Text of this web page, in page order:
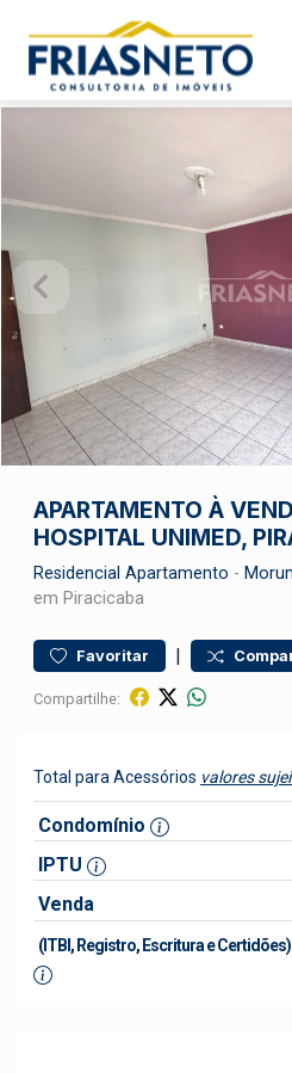
APARTAMENTO À
HOSPITAL UNIMED,
Residencial Apartamento -
em Piracicaba
Favoritar |
Compartilhe:
Total para Acessórios valores
Condomínio
IPTU
Venda
(ITBI, Registro, Escritura e Certidões)